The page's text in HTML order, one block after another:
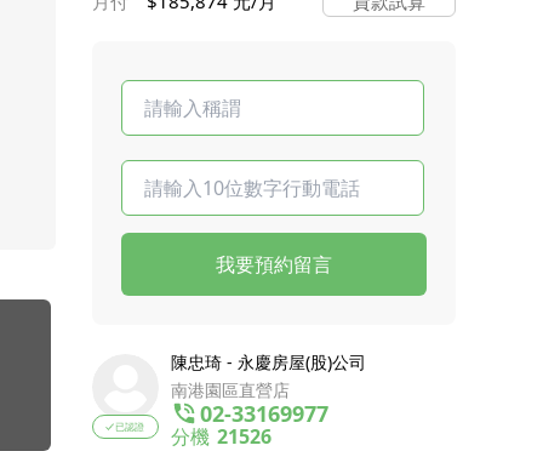
我要預約留言
已認證
陳忠琦 - 永慶房屋(股)公司
南港園區直營店
02-33169977
分機 21526